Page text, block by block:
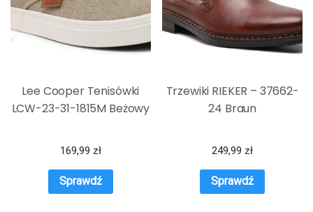
Lee Cooper Tenisówki
LCW-23-31-1815M Beżowy
169,99 zł
Sprawdź
Trzewiki RIEKER – 37662-
24 Braun
249,99 zł
Sprawdź